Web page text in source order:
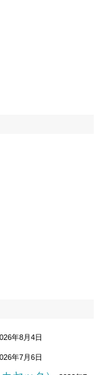
年8月4日
年7月6日